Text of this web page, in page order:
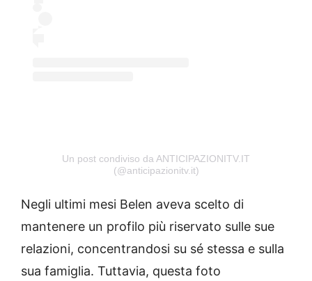
Un post condiviso da ANTICIPAZIONITV.IT
(@anticipazionitv.it)
Negli ultimi mesi Belen aveva scelto di
mantenere un profilo più riservato sulle sue
relazioni, concentrandosi su sé stessa e sulla
sua famiglia. Tuttavia, questa foto